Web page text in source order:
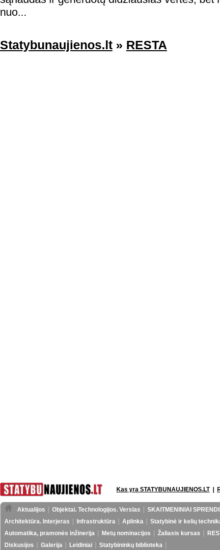
nuo...
Statybunaujienos.lt » RESTA
Kas yra STATYBUNAUJIENOS.LT|
Aktualijos Objektai. Technologijos. Verslas
SKAITMENINIAI
Architektūra. Interjeras
Infrastruktūra Aplinka
Statybinė ir kelių
Automatika, pramonės inžinerija
Metų nominacijos Žaliasis kursas
Diskusijos
Galerija Leidiniai Statybininkų biblioteka